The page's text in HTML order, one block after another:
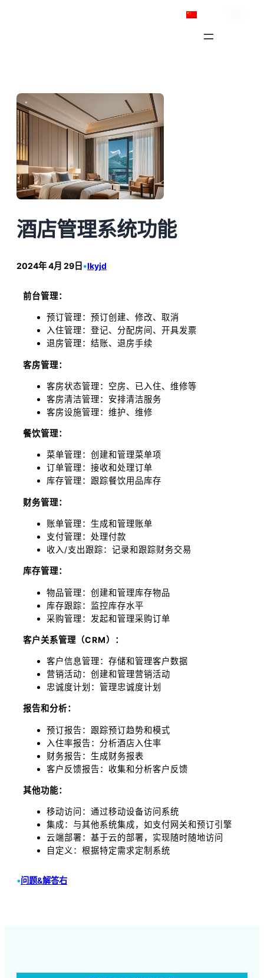
酒店管理系统功能
2024年 4月 29日 •lkyjd
前台管理：
预订管理：预订创建、修改、取消
入住管理：登记、分配房间、开具发票
退房管理：结账、退房手续
客房管理：
客房状态管理：空房、已入住、维修等
客房清洁管理：安排清洁服务
客房设施管理：维护、维修
餐饮管理：
菜单管理：创建和管理菜单项
订单管理：接收和处理订单
库存管理：跟踪餐饮用品库存
财务管理：
账单管理：生成和管理账单
支付管理：处理付款
收入/支出跟踪：记录和跟踪财务交易
库存管理：
物品管理：创建和管理库存物品
库存跟踪：监控库存水平
采购管理：发起和管理采购订单
客户关系管理（CRM）：
客户信息管理：存储和管理客户数据
营销活动：创建和管理营销活动
忠诚度计划：管理忠诚度计划
报告和分析：
预订报告：跟踪预订趋势和模式
入住率报告：分析酒店入住率
财务报告：生成财务报表
客户反馈报告：收集和分析客户反馈
其他功能：
移动访问：通过移动设备访问系统
集成：与其他系统集成，如支付网关和预订引擎
云端部署：基于云的部署，实现随时随地访问
自定义：根据特定需求定制系统
•问题&解答右